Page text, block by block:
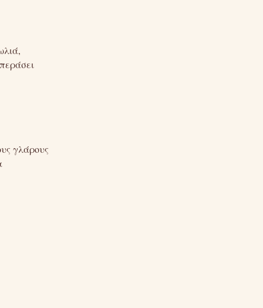
γλάρους